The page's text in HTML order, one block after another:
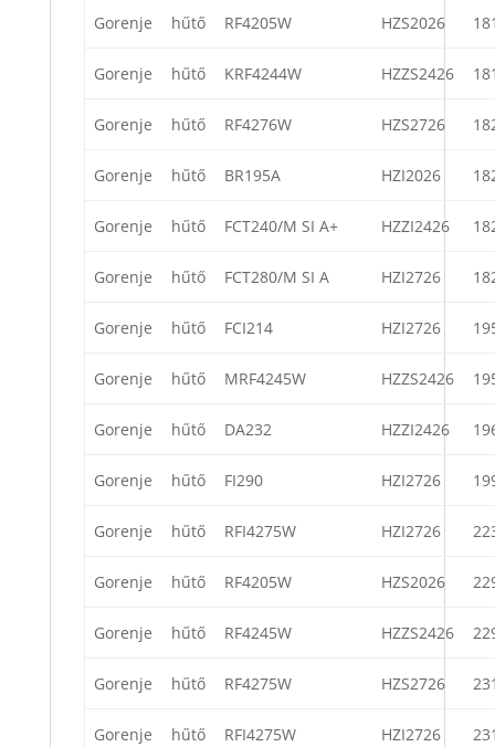
Gorenje hűtő RF4205W HZS2026
Gorenje hűtő KRF4244W HZZS2426
Gorenje hűtő RF4276W HZS2726
Gorenje hűtő BR195A HZI2026
Gorenje hűtő FCT240/M SI A+ HZZI2426
Gorenje hűtő FCT280/M SI A HZI2726
Gorenje hűtő FCI214 HZI2726
Gorenje hűtő MRF4245W HZZS2426
Gorenje hűtő DA232 HZZI2426
Gorenje hűtő FI290 HZI2726
Gorenje hűtő RFI4275W HZI2726
Gorenje hűtő RF4205W HZS2026
Gorenje hűtő RF4245W HZZS2426
Gorenje hűtő RF4275W HZS2726
Gorenje hűtő RFI4275W HZI2726